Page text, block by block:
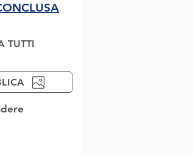
TUTTI